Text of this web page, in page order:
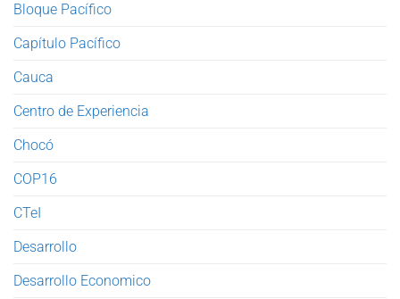
Bloque Pacífico
Capítulo Pacífico
Cauca
Centro de Experiencia
Chocó
COP16
CTeI
Desarrollo
Desarrollo Economico